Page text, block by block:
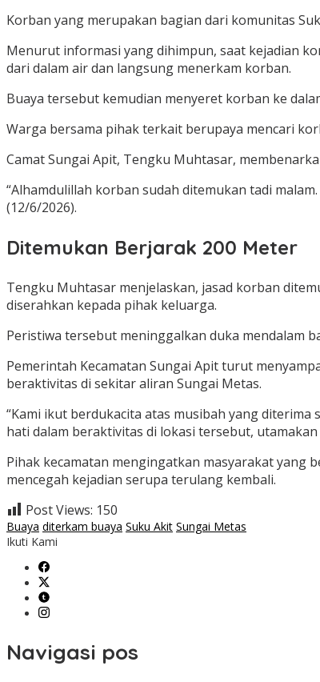
Korban yang merupakan bagian dari komunitas
Menurut informasi yang dihimpun, saat kejadian
dari dalam air dan langsung menerkam korban.
Buaya tersebut kemudian menyeret korban ke
Warga bersama pihak terkait berupaya mencari
Camat Sungai Apit, Tengku Muhtasar,
“Alhamdulillah korban sudah ditemukan tadi
(12/6/2026).
Ditemukan Berjarak 200 Meter
Tengku Muhtasar menjelaskan, jasad korban
diserahkan kepada pihak keluarga.
Peristiwa tersebut meninggalkan duka mendalam
Pemerintah Kecamatan Sungai Apit turut
beraktivitas di sekitar aliran Sungai Metas.
“Kami ikut berdukacita atas musibah yang
hati dalam beraktivitas di lokasi tersebut,
Pihak kecamatan mengingatkan masyarakat yang
mencegah kejadian serupa terulang kembali.
Post Views: 150
Buaya diterkam buaya Suku Akit Sungai Metas
Ikuti Kami
Navigasi pos